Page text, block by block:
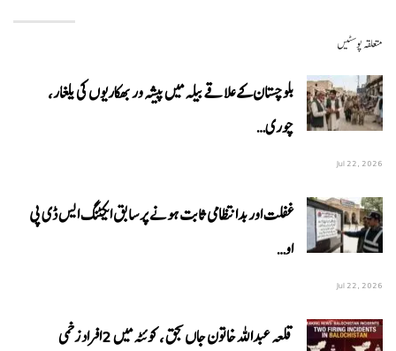
متعلقہ پوسٹیں
بلوچستان کے علاقے بیلہ میں پیشہ ور بھکاریوں کی یلغار،
چوری…
Jul 22, 2026
غفلت اور بدانتظامی ثابت ہونے پر سابق ایکٹنگ ایس ڈی پی
او…
Jul 22, 2026
قلعہ عبداللہ خاتون جاں بحق ، کوئٹہ میں 2افراد زخمی